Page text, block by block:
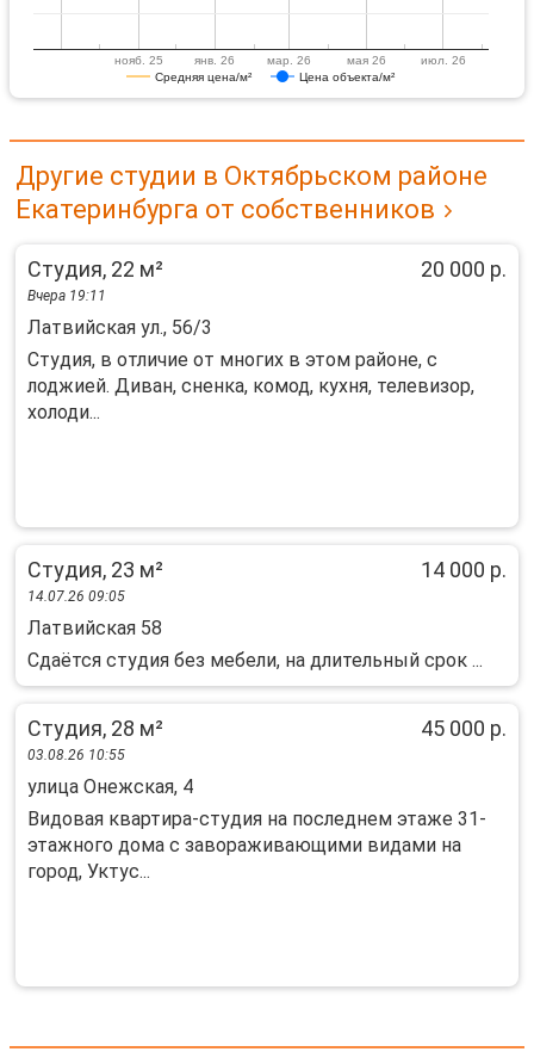
Средняя цена/м² Цена объекта/м²
нояб. 25 янв. 26 мар. 26 мая 26 июл. 26
Другие студии в Октябрьском районе
Екатеринбурга от собственников
Студия, 22 м² 20 000 р.
Вчера 19:11
Латвийская ул., 56/3
Студия, в отличие от многих в этом районе, с
лоджией. Диван, сненка, комод, кухня, телевизор,
холоди...
Студия, 23 м² 14 000 р.
14.07.26 09:05
Латвийская 58
Сдаётся студия без мебели, на длительный срок ...
Студия, 28 м² 45 000 р.
03.08.26 10:55
улица Онежская, 4
Видовая квартира-студия на последнем этаже 31-
этажного дома с завораживающими видами на
город, Уктус...